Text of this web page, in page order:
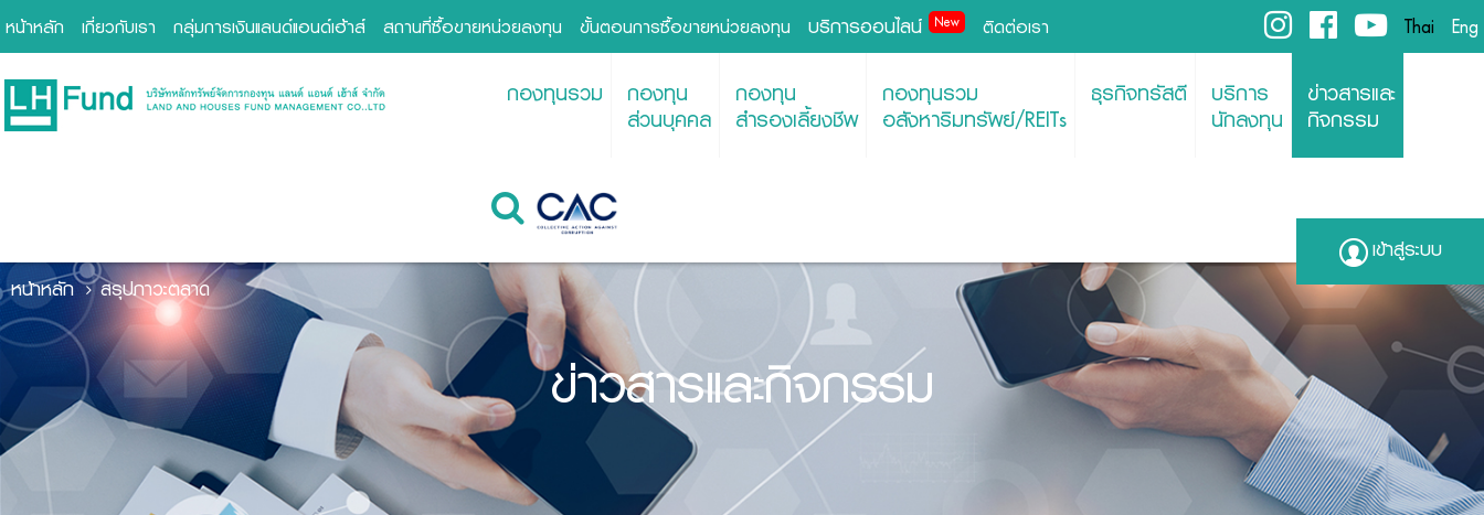
หน้าหลัก เกี่ยวกับเรา กลุ่มการเงินแลนด์แอนด์เฮ้าส์ สถานที่ซื้อขายหน่วยลงทุน ขั้นตอนการซื้อขายหน่วยลงทุน บริการออนไลน์ New ติดต่อเรา Thai Eng
กองทุนรวม กองทุน
ส่วนบุคคล
กองทุน
สำรองเลี้ยงชีพ
กองทุนรวม
อสังหาริมทรัพย์/REITs
ธุรกิจทรัสตี บริการ
นักลงทุน
ข่าวสารและ
กิจกรรม
เข้าสู่ระบบ
ข่าวสารและกิจกรรม
หน้าหลัก สรุปภาวะตลาด